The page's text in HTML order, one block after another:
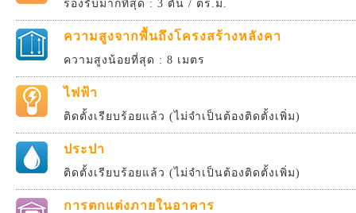
รองรับมากที่สุด : 3 ตัน / ตร.ม.
ความสูงจากพื้นถึงโครงสร้างหลังคา
ความสูงน้อยที่สุด : 8 เมตร
ไฟฟ้า
ติดตั้งเรียบร้อยแล้ว (ไม่จำเป็นต้องติดตั้งเพิ่ม)
ประปา
ติดตั้งเรียบร้อยแล้ว (ไม่จำเป็นต้องติดตั้งเพิ่ม)
การตกแต่งภายในอาคาร